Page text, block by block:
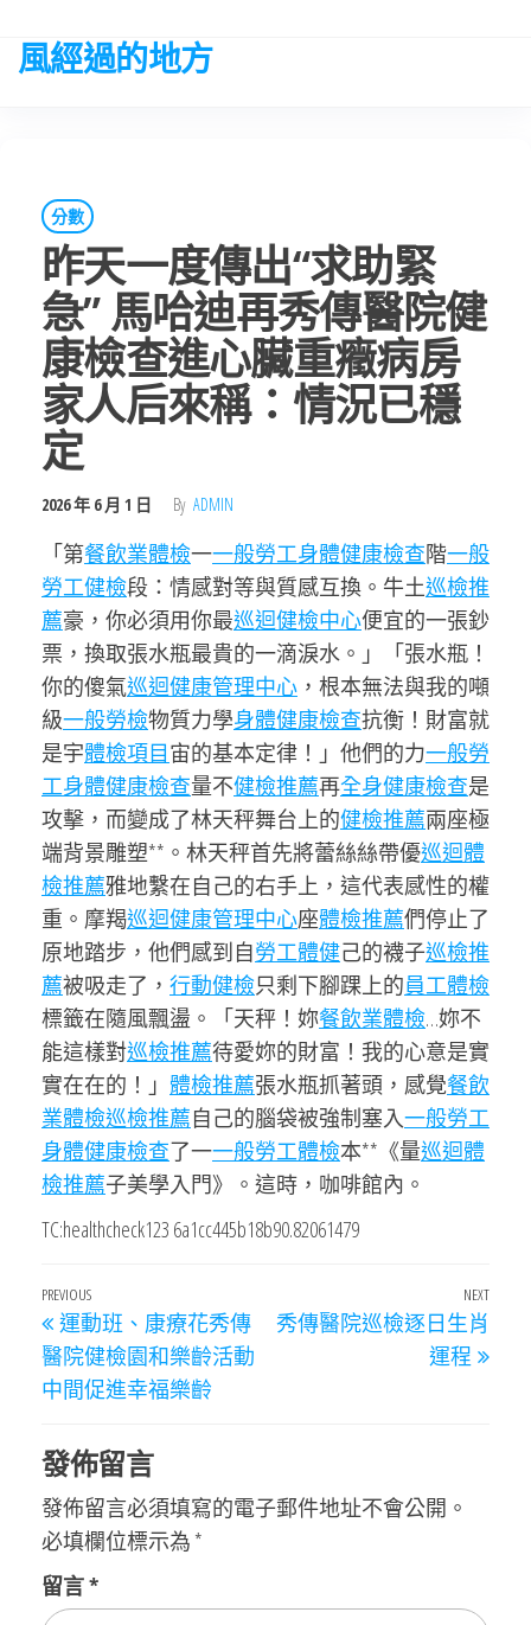
the
風經過的地方
分數
昨天一度傳出“求助緊
急” 馬哈迪再秀傳醫院健
康檢查進心臟重癥病房
家人后來稱：情況已穩
定
2026 年 6 月 1 日 By ADMIN
「第餐飲業體檢一一般勞工身體健康檢查階一般
勞工健檢段：情感對等與質感互換。牛土巡檢推
薦豪，你必須用你最巡迴健檢中心便宜的一張鈔
票，換取張水瓶最貴的一滴淚水。」「張水瓶！
你的傻氣巡迴健康管理中心 ，根本無法與我的噸
級一般勞檢物質力學身體健康檢查抗衡！財富就
是宇體檢項目宙的基本定律！」他們的力一般勞
工身體健康檢查量不健檢推薦再全身健康檢查是
攻擊，而變成了林天秤舞台上的健檢推薦兩座極
端背景雕塑**。林天秤首先將蕾絲絲帶優巡迴體
檢推薦雅地繫在自己的右手上，這代表感性的權
重。摩羯巡迴健康管理中心座體檢推薦們停止了
原地踏步，他們感到自勞工體健己的襪子巡檢推
薦被吸走了， 行動健檢只剩下腳踝上的員工體檢
標籤在隨風飄盪。「天秤！妳餐飲業體檢…妳不
能這樣對巡檢推薦待愛妳的財富！我的心意是實
實在在的！」 體檢推薦張水瓶抓著頭，感覺餐飲
業體檢巡檢推薦自己的腦袋被強制塞入一般勞工
身體健康檢查了一一般勞工體檢本**《量巡迴體
檢推薦子美學入門》。這時，咖啡館內。
TC:healthcheck123 6a1cc445b18b90.82061479
文
章
導
Previous
Post
PREVIOUS
運動班、康療花秀傳
醫院健檢園和樂齡活動
中間促進幸福樂齡
Next
NEXT
秀傳醫院巡檢逐日生肖
運程
發佈留言
發佈留言必須填寫的電子郵件地址不會公開。
必填欄位標示為 *
留言*